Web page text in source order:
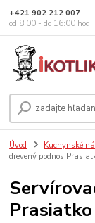
+421 902 212 007
od 8:00 - do 16:00 hod
Úvod Kuchynské
drevený podnos
Prasiatko